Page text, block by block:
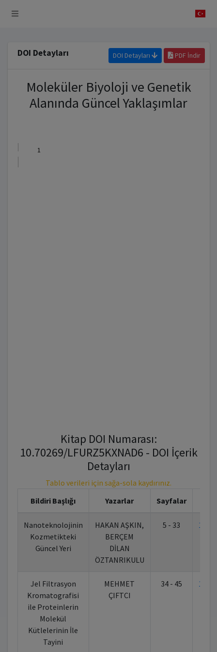
DOI Detayları DOI Detayları PDF İndir
Moleküler Biyoloji ve Genetik
Alanında Güncel Yaklaşımlar
Kitap DOI Numarası:
10.70269/LFURZ5KXNAD6 - DOI İçerik
Detayları
Tablo verileri için sağa-sola kaydırınız.
Bildiri Başlığı
Yazarlar Sayfalar
Nanoteknolojinin
Kozmetikteki
Güncel Yeri
HAKAN AŞKIN,
BERÇEM
DİLAN
ÖZTANRIKULU
5 - 33
Jel Filtrasyon
Kromatografisi
ile Proteinlerin
Molekül
Kütlelerinin İle
Tayini
MEHMET
ÇIFTCI
34 - 45